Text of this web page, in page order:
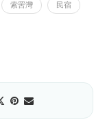
索罟灣 民宿